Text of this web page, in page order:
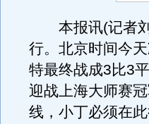
本报讯(记者刘
行。北京时间今
特最终战成3比3
迎战上海大师赛
线，小丁必须在